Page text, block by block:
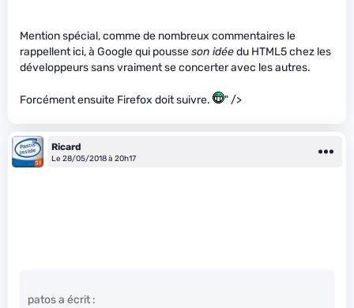
Mention spécial, comme de nombreux commentaires le
rappellent ici, à Google qui pousseson idéedu HTML5 chez les
développeurs sans vraiment se concerter avec les autres.
Forcément ensuite Firefox doit suivre. " />
Ricard
Le 28/05/2018 à 20h17
patos a écrit :